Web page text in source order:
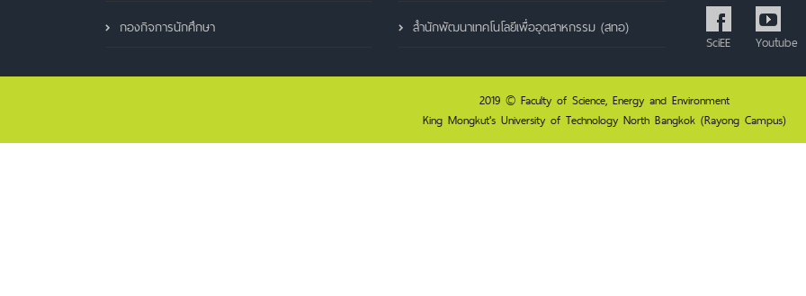
กองกิจการนักศึกษา สำนักพัฒนาเทคโนโลยีเพื่ออุตสาหกรรม (สทอ)
SciEE Youtube
2019 © Faculty of Science, Energy and Environment
King Mongkut's University of Technology North Bangkok (Rayong Campus)